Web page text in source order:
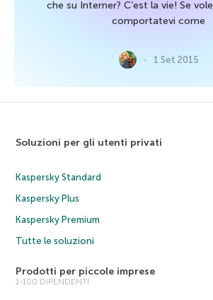
che su Interner? C’est la vie! Se
comportatevi come
1 Set 2015
Soluzioni per gli utenti privati
Kaspersky Standard
Kaspersky Plus
Kaspersky Premium
Tutte le soluzioni
Prodotti per piccole imprese
1-100 DIPENDENTI